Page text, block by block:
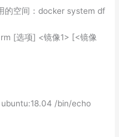
的空间：docker system df
[选项] <镜像1> [<镜像
ubuntu:18.04 /bin/echo